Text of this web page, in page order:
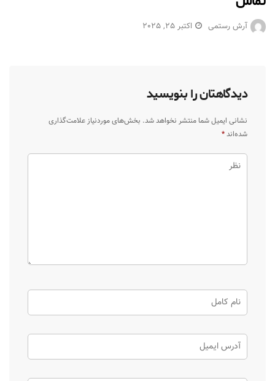
آرش رستمی اکتبر 25, 2025
دیدگاهتان را بنویسید
نشانی ایمیل شما منتشر نخواهد شد. بخش‌های موردنیاز علامت‌گذاری
شده‌اند*